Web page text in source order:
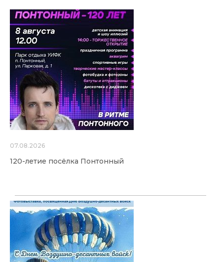
07.08.2026
120-летие посёлка Понтонный